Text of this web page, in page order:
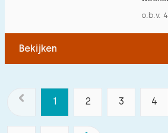
o.b.v.
Bekijken
1 2 3 4